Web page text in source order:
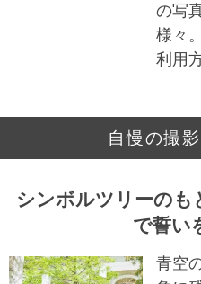
の写
様々
利用
自慢の撮
シンボルツリーのも
で誓い
青空